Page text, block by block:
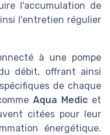
l'accumulation de
l'entretien régulier
à une pompe
débit, offrant ainsi
de chaque
Aqua Medicet
citées pour leur
énergétique.